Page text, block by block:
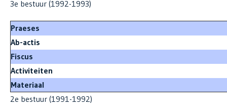
3e bestuur (1992-1993)
Praeses
Ab-actis
Fiscus
Activiteiten
Materiaal
2e bestuur (1991-1992)